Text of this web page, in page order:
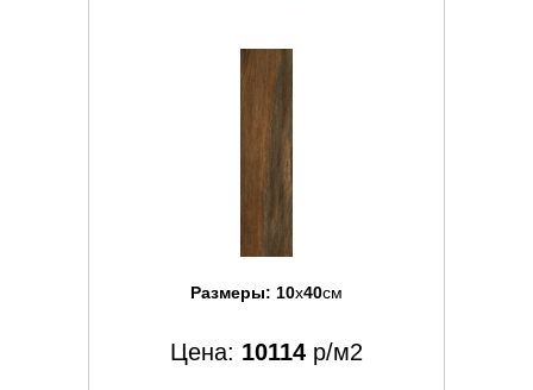
Размеры: 10x40см
Цена: 10114 р/м2